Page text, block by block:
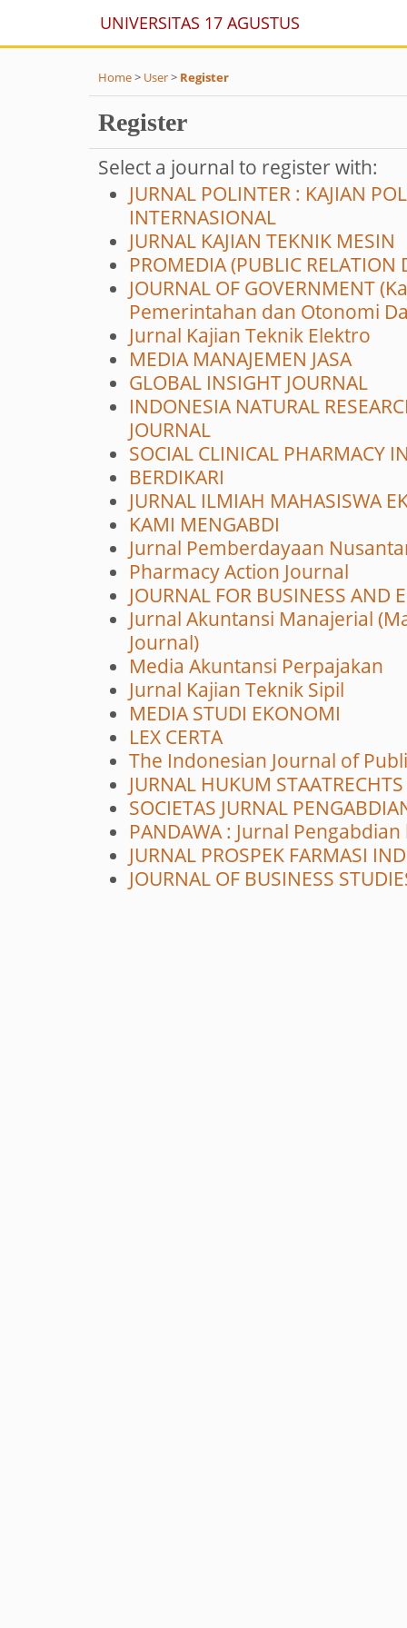
UNIVERSITAS 17 AGUSTUS
1945 JAKARTA
Home> User> Register
Register
Select a journal to register with:
JURNAL POLINTER : KAJIAN
INTERNASIONAL
JURNAL KAJIAN TEKNIK MESIN
PROMEDIA (PUBLIC
JOURNAL OF GOVERNMENT
Pemerintahan dan Otonomi
Jurnal Kajian Teknik Elektro
MEDIA MANAJEMEN JASA
GLOBAL INSIGHT JOURNAL
INDONESIA NATURAL
JOURNAL
SOCIAL CLINICAL PHARMACY
BERDIKARI
JURNAL ILMIAH MAHASISWA
KAMI MENGABDI
Jurnal Pemberdayaan
Pharmacy Action Journal
JOURNAL FOR BUSINESS AND
Jurnal Akuntansi Manajerial
Journal)
Media Akuntansi Perpajakan
Jurnal Kajian Teknik Sipil
MEDIA STUDI EKONOMI
LEX CERTA
The Indonesian Journal of
JURNAL HUKUM STAATRECHTS
SOCIETAS JURNAL
PANDAWA : Jurnal
JURNAL PROSPEK FARMASI
JOURNAL OF BUSINESS